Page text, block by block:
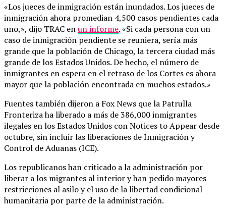
«Los jueces de inmigración están inundados. Los jueces de
inmigración ahora promedian 4,500 casos pendientes cada
uno,», dijo TRAC enun informe. «Si cada persona con un
caso de inmigración pendiente se reuniera, sería más
grande que la población de Chicago, la tercera ciudad más
grande de los Estados Unidos. De hecho, el número de
inmigrantes en espera en el retraso de los Cortes es ahora
mayor que la población encontrada en muchos estados.»
Fuentes también dijeron a Fox News que la Patrulla
Fronteriza ha liberado a más de 386,000 inmigrantes
ilegales en los Estados Unidos con Notices to Appear desde
octubre, sin incluir las liberaciones de Inmigración y
Control de Aduanas (ICE).
Los republicanos han criticado a la administración por
liberar a los migrantes al interior y han pedido mayores
restricciones al asilo y el uso de la libertad condicional
humanitaria por parte de la administración.